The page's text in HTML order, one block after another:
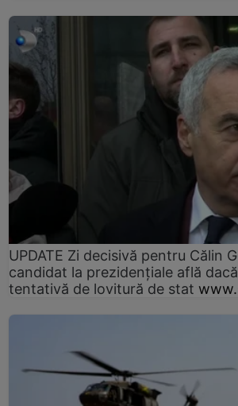
UPDATE Zi decisivă pentru Călin
candidat la prezidențiale află
tentativă de lovitură de stat